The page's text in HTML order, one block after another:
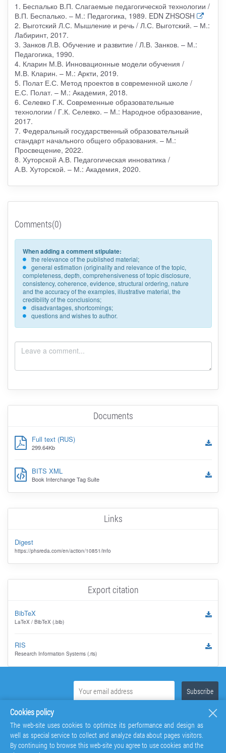
1. Беспалько В.П. Слагаемые педагогической технологии /
В.П. Беспалько. – М.: Педагогика, 1989. EDN ZHSOSH
2. Выготский Л.С. Мышление и речь / Л.С. Выготский. – М.:
Лабиринт, 2017.
3. Занков Л.В. Обучение и развитие / Л.В. Занков. – М.:
Педагогика, 1990.
4. Кларин М.В. Инновационные модели обучения /
М.В. Кларин. – М.: Аркти, 2019.
5. Полат Е.С. Метод проектов в современной школе /
Е.С. Полат. – М.: Академия, 2018.
6. Селевко Г.К. Современные образовательные
технологии / Г.К. Селевко. – М.: Народное образование,
2017.
7. Федеральный государственный образовательный
стандарт начального общего образования. – М.:
Просвещение, 2022.
8. Хуторской А.В. Педагогическая инноватика /
А.В. Хуторской. – М.: Академия, 2020.
Comments(0)
When adding a comment stipulate:
the relevance of the published material;
general estimation (originality and relevance of the topic,
completeness, depth, comprehensiveness of topic disclosure,
consistency, coherence, evidence, structural ordering, nature
and the accuracy of the examples, illustrative material, the
credibility of the conclusions;
disadvantages, shortcomings;
questions and wishes to author.
Documents
Full text (RUS)
299.64Kb
BITS XML
Book Interchange Tag Suite
Links
Digest
https://phsreda.com/en/action/10851/info
Export citation
BibTeX
LaTeX / BibTeX (.bib)
RIS
Research Information Systems (.ris)
Cookies policy
The web-site uses cookies to optimize its performance and design as
well as special service to collect and analyze data about pages visitors.
By continuing to browse this web-site you agree to use cookies and the